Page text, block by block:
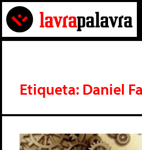
Etiqueta: Daniel